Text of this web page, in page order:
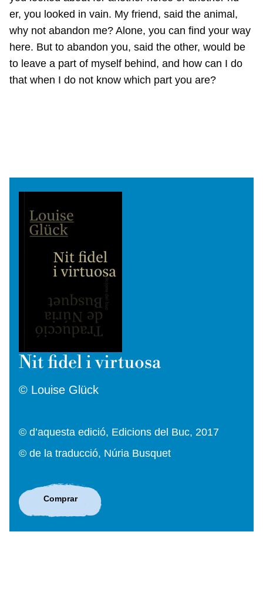
er, you looked in vain. My friend, said the animal,
why not abandon me? Alone, you can find your way
here. But to abandon you, said the other, would be
to leave a part of myself behind, and how can I do
that when I do not know which part you are?
Nit fidel i virtuosa
© Louise Glück
© d’aquesta edició, Edicions del Buc, 2017
© de la traducció, Núria Busquet
Comprar